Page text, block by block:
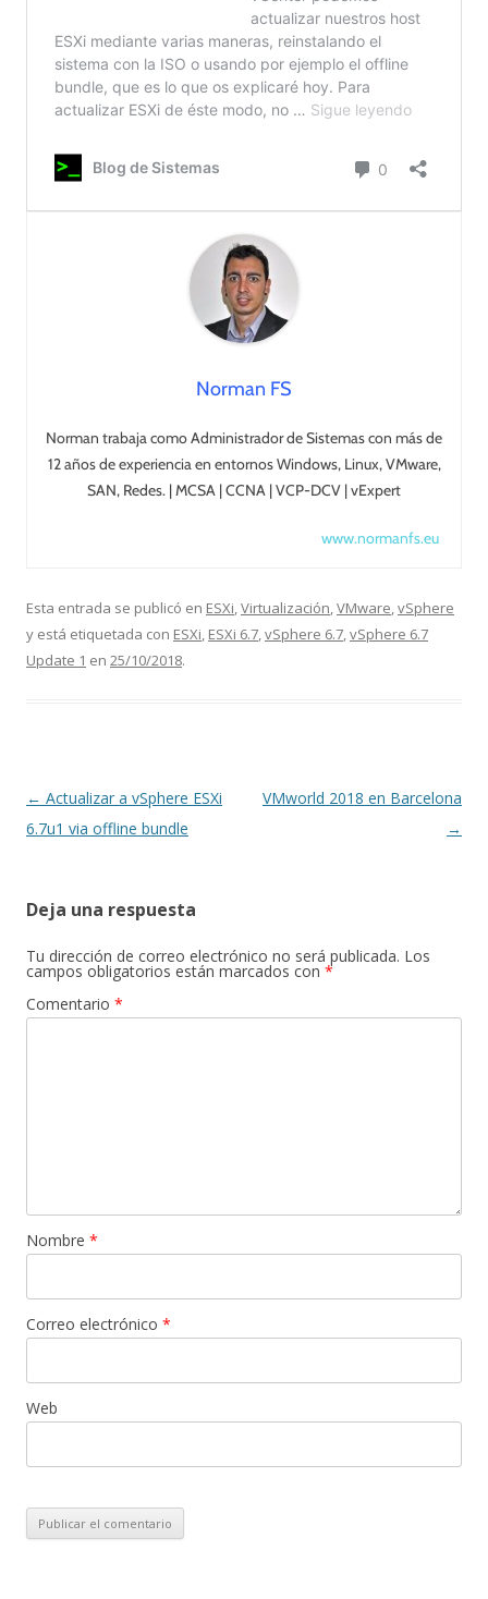
Norman FS
Norman trabaja como Administrador de Sistemas con más de
12 años de experiencia en entornos Windows, Linux, VMware,
SAN, Redes. | MCSA | CCNA | VCP-DCV | vExpert
www.normanfs.eu
Esta entrada se publicó en ESXi,Virtualización,VMware,vSphere
y está etiquetada con ESXi, ESXi 6.7,vSphere 6.7,vSphere 6.7
Update 1 en 25/10/2018.
Navegación
de
← Actualizar a vSphere ESXi
6.7u1 via offline bundle
VMworld 2018 en Barcelona
→
Deja una respuesta
Tu dirección de correo electrónico no será publicada. Los
campos obligatorios están marcados con *
Comentario *
Nombre *
Correo electrónico *
Web